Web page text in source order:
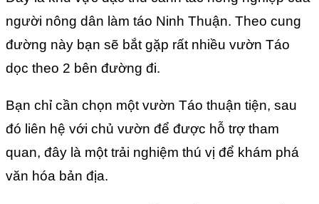
người nông dân làm táo Ninh Thuận. Theo cung
đường này bạn sẽ bắt gặp rất nhiều vườn Táo
dọc theo 2 bên đường đi.
Bạn chỉ cần chọn một vườn Táo thuận tiện, sau
đó liên hệ với chủ vườn để được hỗ trợ tham
quan, đây là một trải nghiệm thú vị để khám phá
văn hóa bản địa.